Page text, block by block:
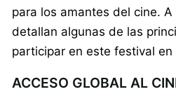
para los amantes del cine.
detallan algunas de las
participar en este festival en
ACCESO GLOBAL AL